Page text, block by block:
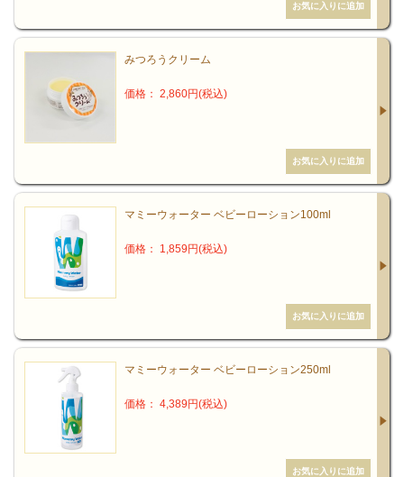
みつろうクリーム
価格： 2,860円(税込)
マミーウォーター ベビーローション100ml
価格： 1,859円(税込)
マミーウォーター ベビーローション250ml
価格： 4,389円(税込)